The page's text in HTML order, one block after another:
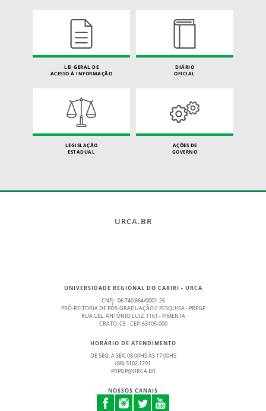
LEI GERAL DE
ACESSO À INFORMAÇÃO
DIÁRIO
OFICIAL
LEGISLAÇÃO
ESTADUAL
AÇÕES DE
GOVERNO
URCA.BR
UNIVERSIDADE REGIONAL DO CARIRI - URCA
CNPJ - 06.740.864/0001-26
PRÓ-REITORIA DE PÓS-GRADUAÇÃO E PESQUISA - PRPGP
RUA CEL. ANTÔNIO LUIZ, 1161 - PIMENTA
CRATO, CE - CEP: 63105-000
HORÁRIO DE ATENDIMENTO
DE SEG. A SEX. 08:00HS ÀS 17:00HS
(88) 3102.1291
PRPGP@URCA.BR
NOSSOS CANAIS